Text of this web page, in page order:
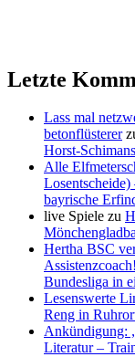
Letzte
Lass mal
betonflüsterer
Horst-
Alle
bayrische
live Spiele zu
Hertha BSC
Bundesliga in
Lesenswerte
Reng in
Ankündigung:
Literatur –